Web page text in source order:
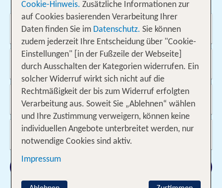
Städtereisen
% DEALS
Ferienhaus
Kreuzfahrten
Fahrzeuge Ausflüge
Wo soll es hin gehen?
Von wo?
Schweiz
Wann & wie lange?
10.08.2026 - 25.05.2027, 1 Woche
Wer reist mit?
2 Erwachsene
Cookie-Hinweis. Zusätzliche Informationen zur
auf Cookies basierenden Verarbeitung Ihrer
Daten finden Sie im Datenschutz. Sie können
zudem jederzeit Ihre Entscheidung über "Cookie-
Einstellungen" [in der Fußzeile der Webseite]
durch Ausschalten der Kategorien widerrufen. Ein
solcher Widerruf wirkt sich nicht auf die
Rechtmäßigkeit der bis zum Widerruf erfolgten
Verarbeitung aus. Soweit Sie „Ablehnen“ wählen
und Ihre Zustimmung verweigern, können keine
individuellen Angebote unterbreitet werden, nur
notwendige Cookies sind aktiv.
Impressum